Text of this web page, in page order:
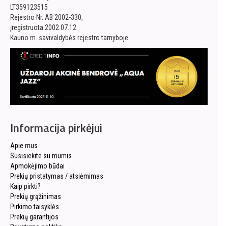
LT359123515
Rejestro Nr. AB 2002-330,
įregistruota 2002.07.12
Kauno m. savivaldybės rejestro tarnyboje
Informacija pirkėjui
Apie mus
Susisiekite su mumis
Apmokėjimo būdai
Prekių pristatymas / atsiėmimas
Kaip pirkti?
Prekių grąžinimas
Pirkimo taisyklės
Prekių garantijos